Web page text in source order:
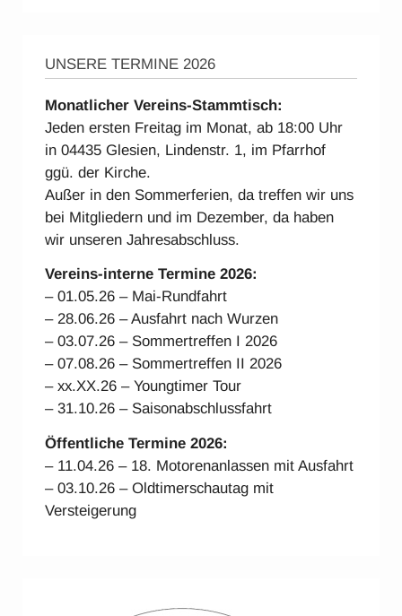
UNSERE TERMINE 2026
Monatlicher Vereins-Stammtisch:
Jeden ersten Freitag im Monat, ab 18:00 Uhr
in 04435 Glesien, Lindenstr. 1, im Pfarrhof
ggü. der Kirche.
Außer in den Sommerferien, da treffen wir uns
bei Mitgliedern und im Dezember, da haben
wir unseren Jahresabschluss.
Vereins-interne Termine 2026:
– 01.05.26 – Mai-Rundfahrt
– 28.06.26 – Ausfahrt nach Wurzen
– 03.07.26 – Sommertreffen I 2026
– 07.08.26 – Sommertreffen II 2026
– xx.XX.26 – Youngtimer Tour
– 31.10.26 – Saisonabschlussfahrt
Öffentliche Termine 2026:
– 11.04.26 – 18. Motorenanlassen mit Ausfahrt
– 03.10.26 – Oldtimerschautag mit
Versteigerung